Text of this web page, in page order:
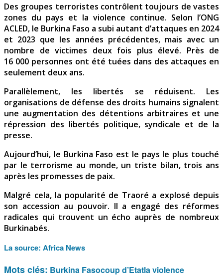
Des groupes terroristes contrôlent toujours de vastes
zones du pays et la violence continue. Selon l’ONG
ACLED, le Burkina Faso a subi autant d’attaques en 2024
et 2023 que les années précédentes, mais avec un
nombre de victimes deux fois plus élevé. Près de
16 000 personnes ont été tuées dans des attaques en
seulement deux ans.
Parallèlement, les libertés se réduisent. Les
organisations de défense des droits humains signalent
une augmentation des détentions arbitraires et une
répression des libertés politique, syndicale et de la
presse.
Aujourd’hui, le Burkina Faso est le pays le plus touché
par le terrorisme au monde, un triste bilan, trois ans
après les promesses de paix.
Malgré cela, la popularité de Traoré a explosé depuis
son accession au pouvoir. Il a engagé des réformes
radicales qui trouvent un écho auprès de nombreux
Burkinabés.
La source: Africa News
Mots clés: Burkina Fasocoup d’Etatla violence